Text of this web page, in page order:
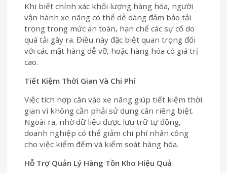
Khi biết chính xác khối lượng hàng hóa, người
vận hành xe nâng có thể dễ dàng đảm bảo tải
trọng trong mức an toàn, hạn chế các sự cố do
quá tải gây ra. Điều này đặc biệt quan trọng đối
với các mặt hàng dễ vỡ, hoặc hàng hóa có giá trị
cao.
Tiết Kiệm Thời Gian Và Chi Phí
Việc tích hợp cân vào xe nâng giúp tiết kiệm thời
gian vì không cần phải sử dụng cân riêng biệt.
Ngoài ra, nhờ dữ liệu được lưu trữ tự động,
doanh nghiệp có thể giảm chi phí nhân công
cho việc kiểm đếm và kiểm soát hàng hóa.
Hỗ Trợ Quản Lý Hàng Tồn Kho Hiệu Quả